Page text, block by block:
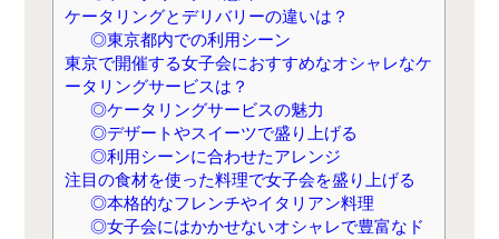
ケータリングとデリバリーの違いは？
◎東京都内での利用シーン
東京で開催する女子会におすすめなオシャレなケ
ータリングサービスは？
◎ケータリングサービスの魅力
◎デザートやスイーツで盛り上げる
◎利用シーンに合わせたアレンジ
注目の食材を使った料理で女子会を盛り上げる
◎本格的なフレンチやイタリアン料理
◎女子会にはかかせないオシャレで豊富なド